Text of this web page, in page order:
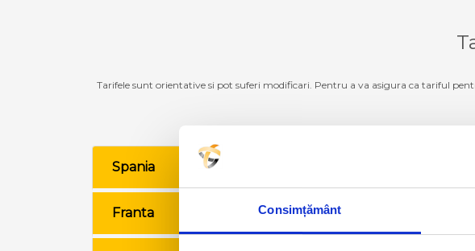
Consimțământ
Tarifele sunt orientative si pot suferi modificari. Pentru a va asigura ca tariful
Spania
Franta